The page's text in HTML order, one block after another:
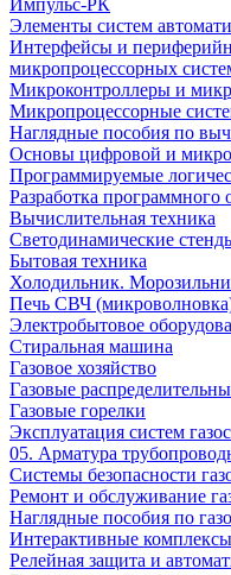
Импульс-РК
Элементы систем
Интерфейсы и
микропроцессорных
Микроконтроллеры и
Микропроцессорные
Наглядные пособия по
Основы цифровой и
Программируемые
Разработка программного
Вычислительная техника
Светодинамические
Бытовая техника
Холодильник.
Печь СВЧ
Электробытовое
Стиральная машина
Газовое хозяйство
Газовые
Газовые горелки
Эксплуатация систем
05. Арматура
Системы безопасности
Ремонт и обслуживание
Наглядные пособия по
Интерактивные
Релейная защита и